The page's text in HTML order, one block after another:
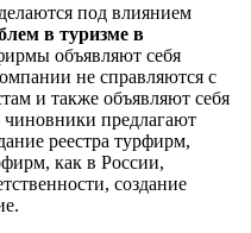
под влиянием
в туризме в
объявляют себя
не справляются с
и также объявляют себя
предлагают
реестра турфирм,
как в России,
создание